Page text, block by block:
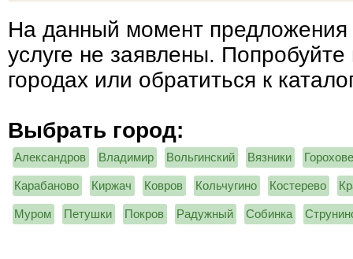
На данный момент предложения
услуге не заявлены. Попробуйте
городах или обратиться к
Выбрать город:
Александров Владимир Вольгинский Вязники
Карабаново Киржач Ковров Кольчугино Костерево
Муром Петушки Покров Радужный Собинка